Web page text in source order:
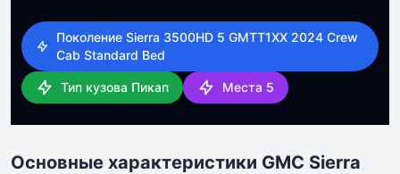
Поколение Sierra 3500HD 5 GMTT1XX 2024 Crew
Cab Standard Bed
Тип кузова Пикап Места 5
Основные характеристики GMC Sierra